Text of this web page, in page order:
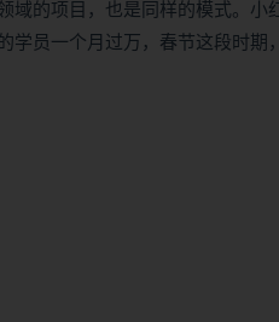
域的项目，也是同样的模式。小
学员一个月过万，春节这段时期